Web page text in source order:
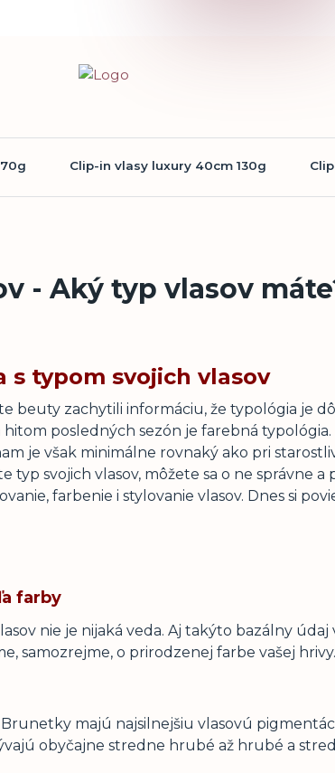
Clip-in vlasy luxury 40cm 130g
- Aký typ vlasov
s typom svojich vlasov
beuty zachytili informáciu, že typológia je
posledných sezón je farebná
je však minimálne rovnaký ako pri
typ svojich vlasov, môžete sa o ne správne
farbenie i stylovanie vlasov. Dnes si
farby
nie je nijaká veda. Aj takýto bazálny
samozrejme, o prirodzenej farbe vašej
Brunetky majú najsilnejšiu vlasovú
obyčajne stredne hrubé až hrubé a